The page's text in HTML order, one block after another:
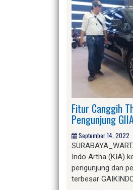
Fitur Canggih
Pengunjung
September 14, 2022
Indo Artha (KIA)
pengunjung dan
terbesar